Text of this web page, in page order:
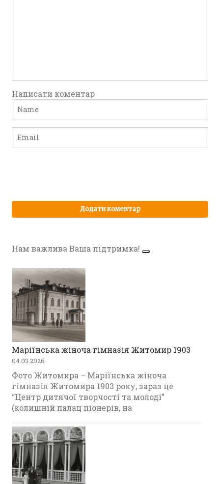
Написати коментар
Нам важлива Ваша підтримка!
Маріїнська жіноча гімназія Житомир 1903
04.03.2026
Фото Житомира – Маріїнська жіноча
гімназія Житомира 1903 року, зараз це
“Центр дитячої творчості та молоді”
(колишній палац піонерів, на